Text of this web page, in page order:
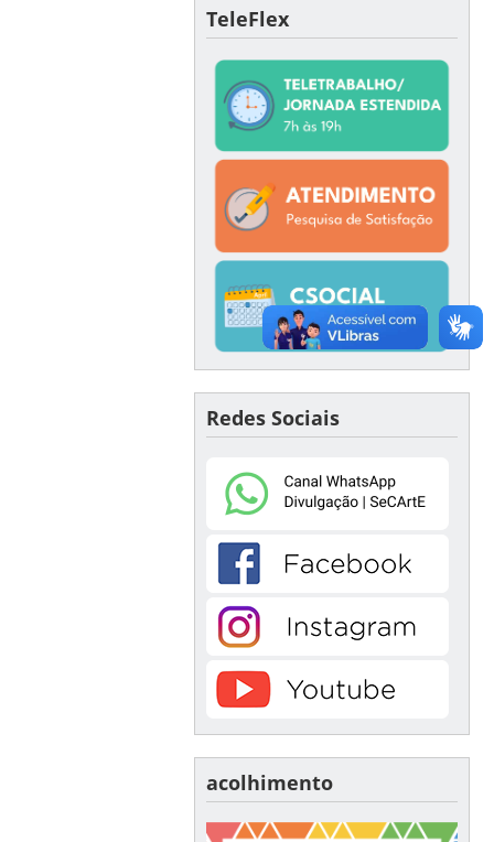
TeleFlex
Redes Sociais
acolhimento